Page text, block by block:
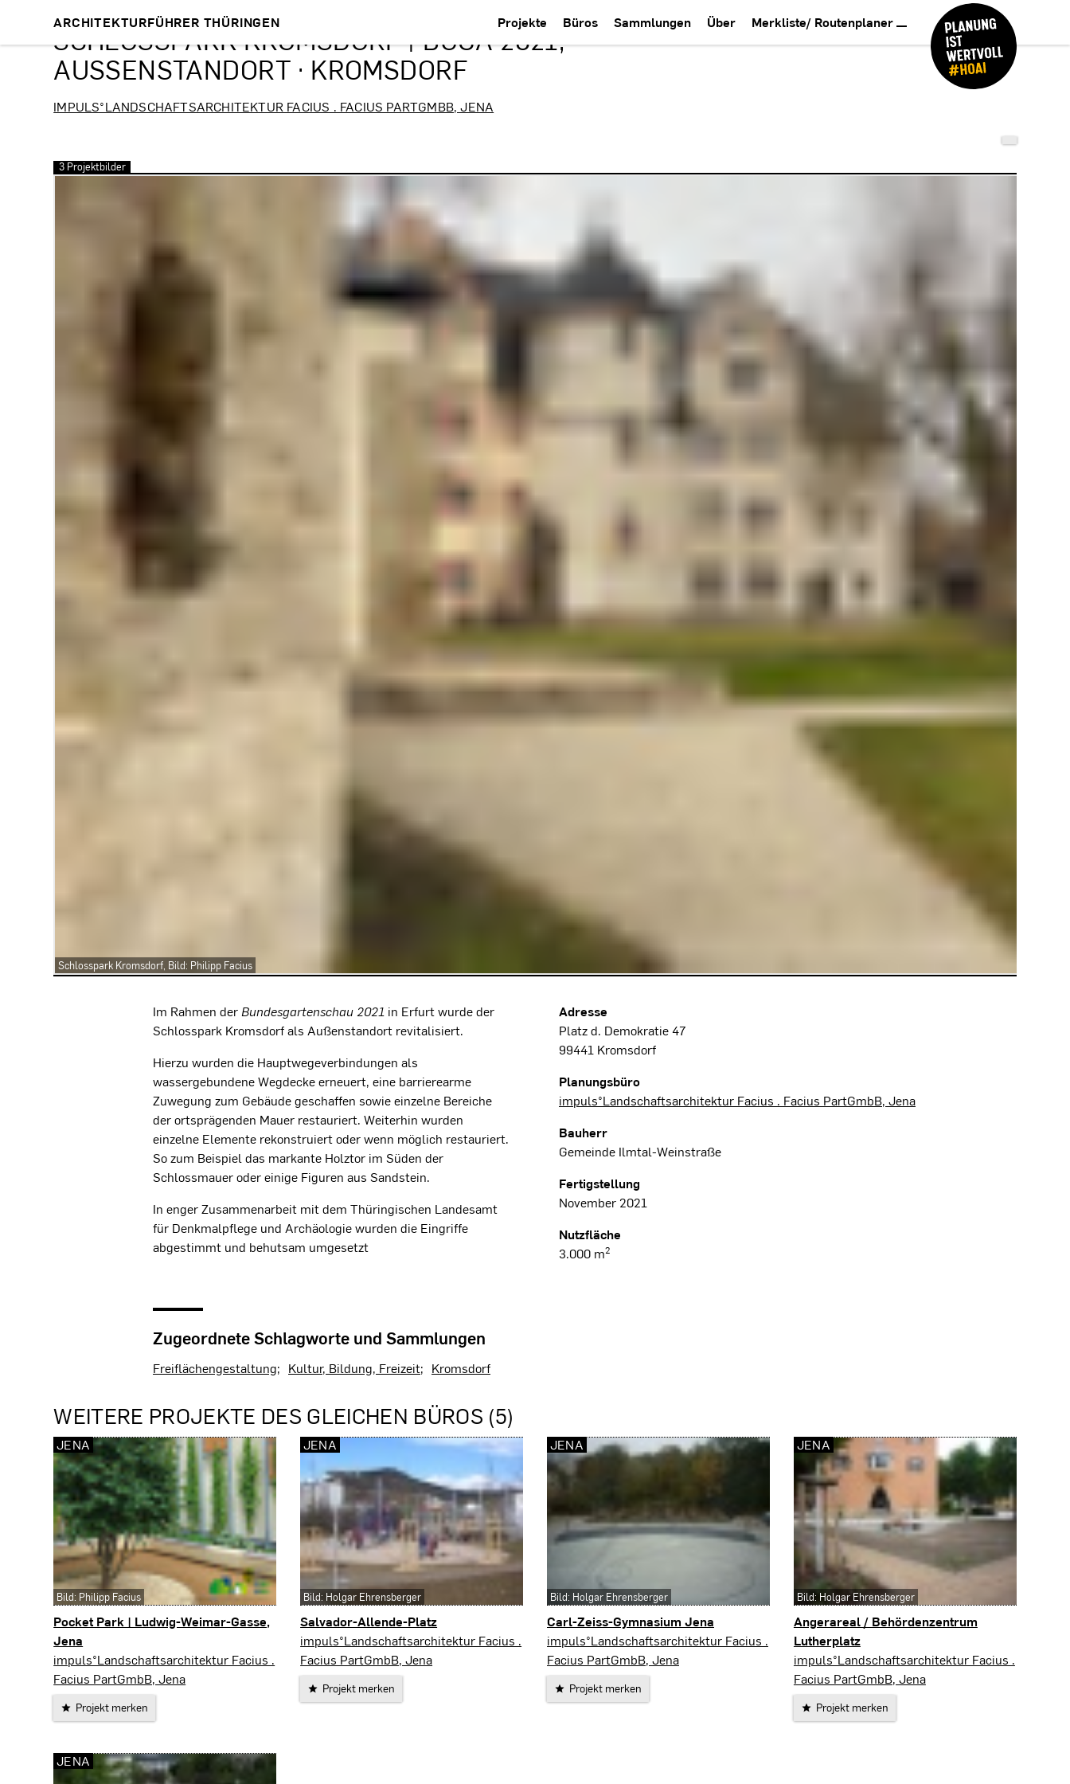
ARCHITEKTURFÜHRER THÜRINGEN Projekte Büros Sammlungen Über Merkliste/ Routenplaner
SCHLOSSPARK KROMSDORF | BUGA 2021,
AUSSENSTANDORT · KROMSDORF
IMPULS°LANDSCHAFTSARCHITEKTUR FACIUS . FACIUS PARTGMBB, JENA
3 Projektbilder
Bilder überspringen
Schlosspark Kromsdorf, Bild: Philipp Facius
Projektbeschreibung
Im Rahmen derBundesgartenschau 2021 in Erfurt wurde der
Schlosspark Kromsdorf als Außenstandort revitalisiert.
Hierzu wurden die Hauptwegeverbindungen als
wassergebundene Wegdecke erneuert, eine barrierearme
Zuwegung zum Gebäude geschaffen sowie einzelne Bereiche
der ortsprägenden Mauer restauriert. Weiterhin wurden
einzelne Elemente rekonstruiert oder wenn möglich restauriert.
So zum Beispiel das markante Holztor im Süden der
Schlossmauer oder einige Figuren aus Sandstein.
In enger Zusammenarbeit mit dem Thüringischen Landesamt
für Denkmalpflege und Archäologie wurden die Eingriffe
abgestimmt und behutsam umgesetzt
Projektdaten
Adresse
Platz d. Demokratie 47
99441 Kromsdorf
Planungsbüro
impuls°Landschaftsarchitektur Facius . Facius PartGmbB, Jena
Bauherr
Gemeinde Ilmtal-Weinstraße
Fertigstellung
November 2021
Nutzfläche
3.000 m2
Zugeordnete Schlagworte und Sammlungen
Freiflächengestaltung Kultur, Bildung, Freizeit Kromsdorf
WEITERE PROJEKTE DES GLEICHEN BÜROS (5)
Pocket Park | Ludwig-Weimar-Gasse,
Jena
Jena
impuls°Landschaftsarchitektur Facius .
Facius PartGmbB, Jena
Projekt merken
JENA
Bild: Philipp Facius
Salvador-Allende-Platz
Jena
impuls°Landschaftsarchitektur Facius .
Facius PartGmbB, Jena
Projekt merken
JENA
Bild: Holgar Ehrensberger
Carl-Zeiss-Gymnasium Jena
Jena
impuls°Landschaftsarchitektur Facius .
Facius PartGmbB, Jena
Projekt merken
JENA
Bild: Holgar Ehrensberger
Angerareal / Behördenzentrum
Lutherplatz
Jena
impuls°Landschaftsarchitektur Facius .
Facius PartGmbB, Jena
Projekt merken
JENA
Bild: Holgar Ehrensberger
JENA